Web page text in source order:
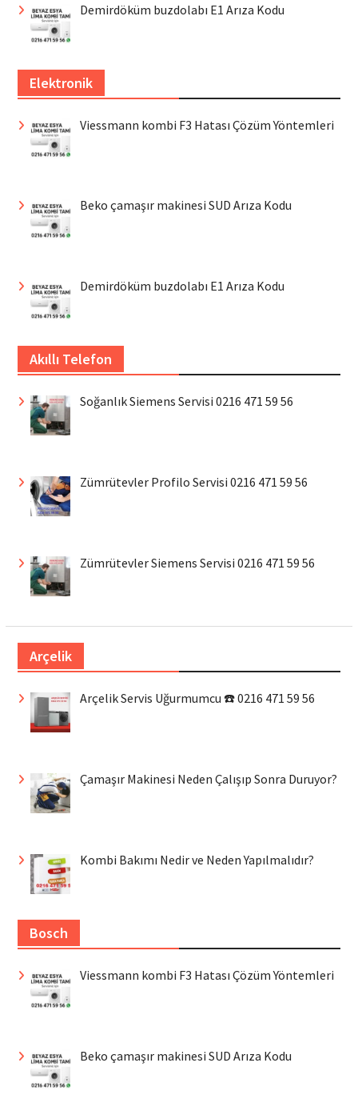
Demirdöküm buzdolabı E1 Arıza Kodu
Elektronik
Viessmann kombi F3 Hatası Çözüm Yöntemleri
Beko çamaşır makinesi SUD Arıza Kodu
Demirdöküm buzdolabı E1 Arıza Kodu
Akıllı Telefon
Soğanlık Siemens Servisi 0216 471 59 56
Zümrütevler Profilo Servisi 0216 471 59 56
Zümrütevler Siemens Servisi 0216 471 59 56
Arçelik
Arçelik Servis Uğurmumcu ☎️ 0216 471 59 56
Çamaşır Makinesi Neden Çalışıp Sonra Duruyor?
Kombi Bakımı Nedir ve Neden Yapılmalıdır?
Bosch
Viessmann kombi F3 Hatası Çözüm Yöntemleri
Beko çamaşır makinesi SUD Arıza Kodu